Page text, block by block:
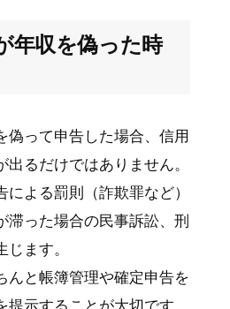
年収を偽った時
偽って申告した場合、信用
出るだけではありません。
よる罰則（詐欺罪など）
滞った場合の民事訴訟、刑
ます。
んと帳簿管理や確定申告を